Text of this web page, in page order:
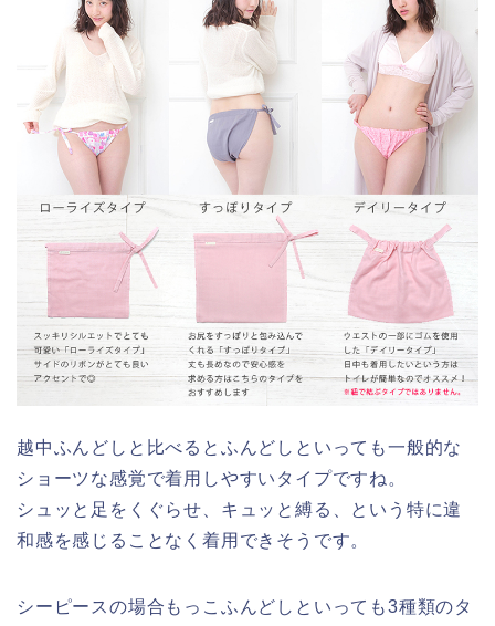
越中ふんどしと比べるとふんどしといっても一般的な
ショーツな感覚で着用しやすいタイプですね。
シュッと足をくぐらせ、キュッと縛る、という特に違
和感を感じることなく着用できそうです。
シーピースの場合もっこふんどしといっても3種類のタ